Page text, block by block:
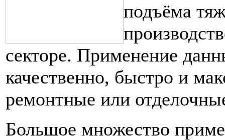
подъёма
секторе. Применение
качественно, быстро и
ремонтные или
Большое множество